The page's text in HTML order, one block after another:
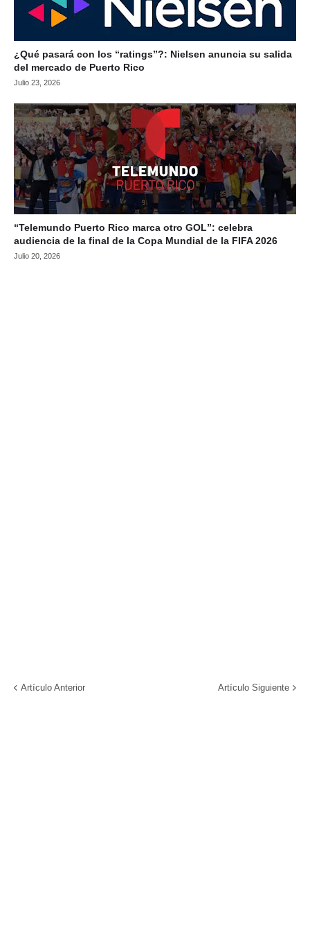
¿Qué pasará con los “ratings”?: Nielsen anuncia su salida
del mercado de Puerto Rico
Julio 23, 2026
“Telemundo Puerto Rico marca otro GOL”: celebra
audiencia de la final de la Copa Mundial de la FIFA 2026
Julio 20, 2026
Artículo Anterior Artículo Siguiente